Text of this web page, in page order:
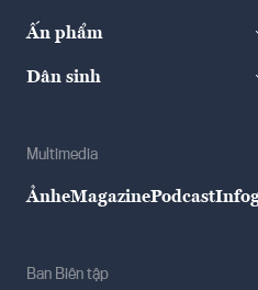
Ấn phẩm
Dân sinh
Multimedia
ẢnheMagazinePodcast
Ban Biên tập